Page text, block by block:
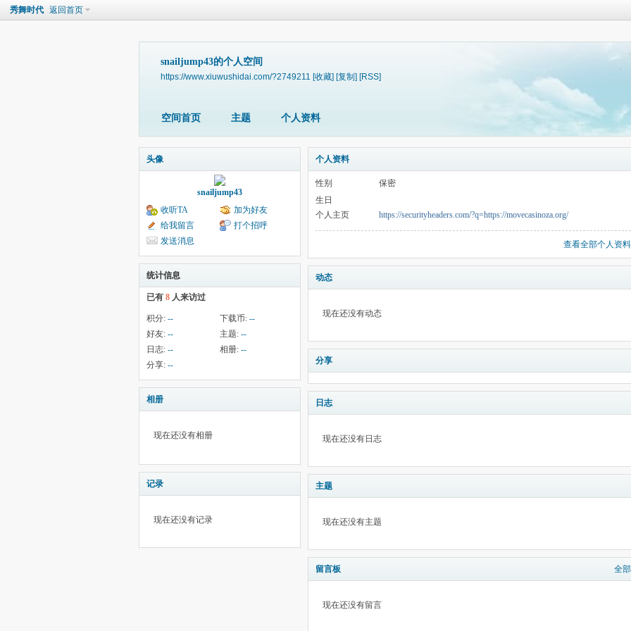
秀舞时代 返回首页
snailjump43的个人空间
https://www.xiuwushidai.com/?2749211 [收藏] [复制] [RSS]
空间首页 主题 个人资料
头像
snailjump43
收听TA
加为好友
给我留言
打个招呼
发送消息
统计信息
已有 8 人来访过
积分: -- 下载币: --
好友: -- 主题: --
日志: -- 相册: --
分享: --
相册
现在还没有相册
记录
现在还没有记录
个人资料
性别
保密
生日
个人主页
https://securityheaders.com/?q=https://movecasinoza.org/
查看全部个人资料
动态
现在还没有动态
分享
日志
现在还没有日志
主题
现在还没有主题
留言板 全部
现在还没有留言